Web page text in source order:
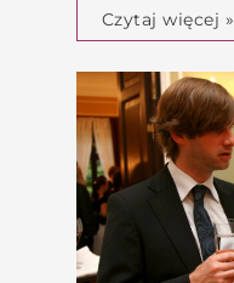
Czytaj więcej »